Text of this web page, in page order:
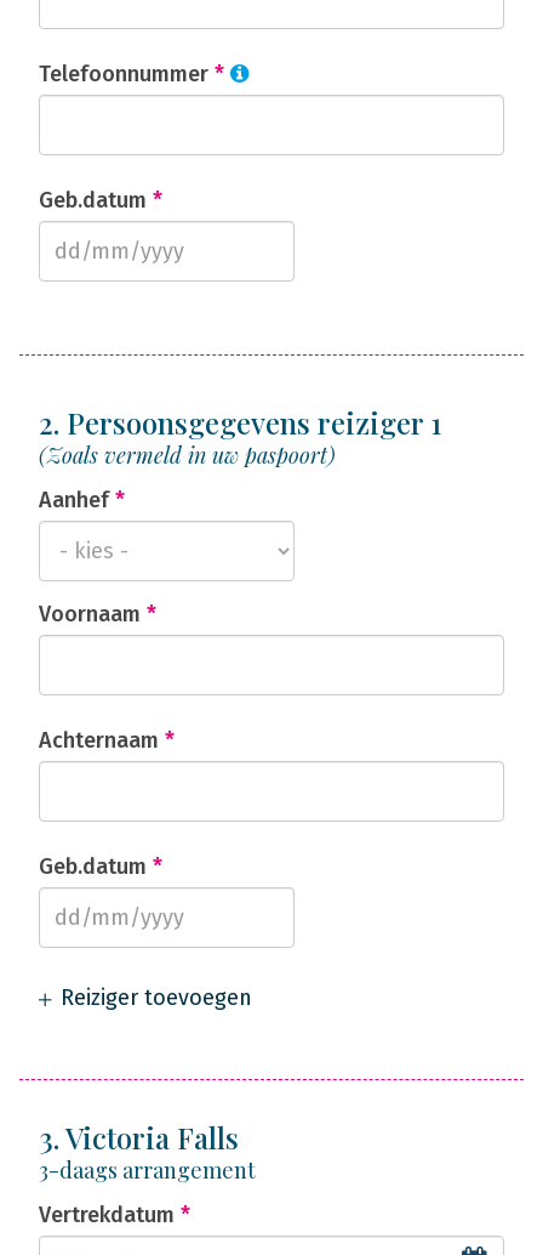
Telefoonnummer *
Geb.datum *
2. Persoonsgegevens reiziger 1
(Zoals vermeld in uw paspoort)
Aanhef*
Voornaam *
Achternaam *
Geb.datum *
Reiziger toevoegen
3. Victoria Falls
3-daags arrangement
Vertrekdatum *